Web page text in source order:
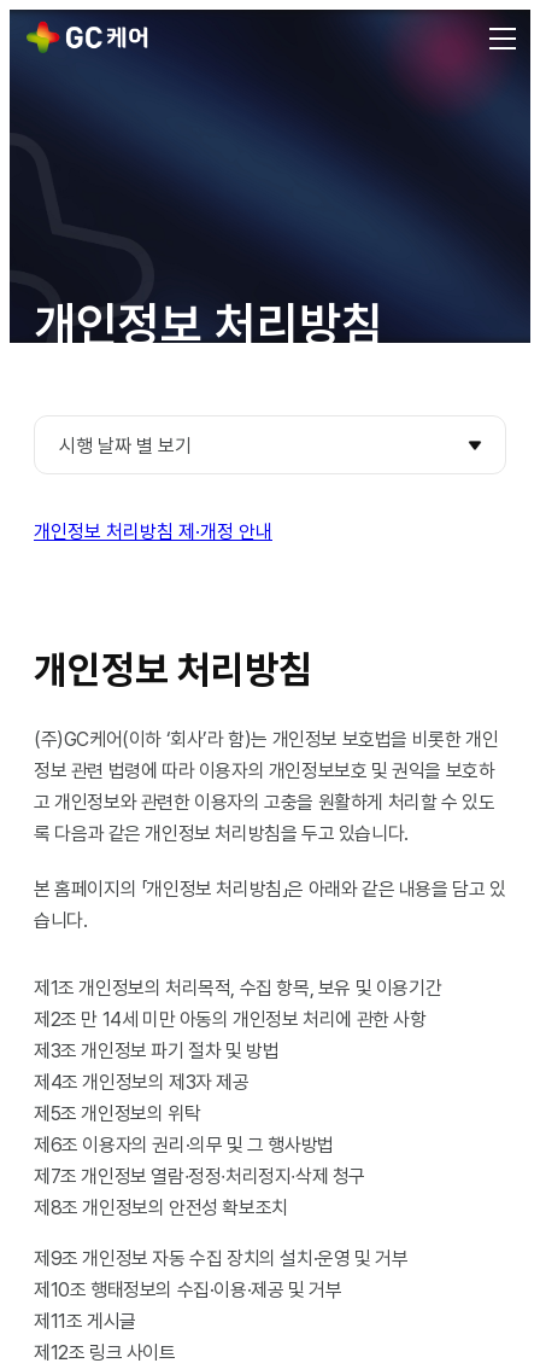
개인정보 처리방침
시행 날짜 별 보기
개인정보 처리방침 제·개정 안내
개인정보 처리방침
(주)GC케어(이하 ‘회사’라 함)는 개인정보 보호법을 비롯한 개인
정보 관련 법령에 따라 이용자의 개인정보보호 및 권익을 보호하
고 개인정보와 관련한 이용자의 고충을 원활하게 처리할 수 있도
록 다음과 같은 개인정보 처리방침을 두고 있습니다.
본 홈페이지의 「개인정보 처리방침」은 아래와 같은 내용을 담고 있
습니다.
제1조 개인정보의 처리목적, 수집 항목, 보유 및 이용기간
제2조 만 14세 미만 아동의 개인정보 처리에 관한 사항
제3조 개인정보 파기 절차 및 방법
제4조 개인정보의 제3자 제공
제5조 개인정보의 위탁
제6조 이용자의 권리·의무 및 그 행사방법
제7조 개인정보 열람∙정정∙처리정지∙삭제 청구
제8조 개인정보의 안전성 확보조치
제9조 개인정보 자동 수집 장치의 설치·운영 및 거부
제10조 행태정보의 수집·이용·제공 및 거부
제11조 게시글
제12조 링크 사이트